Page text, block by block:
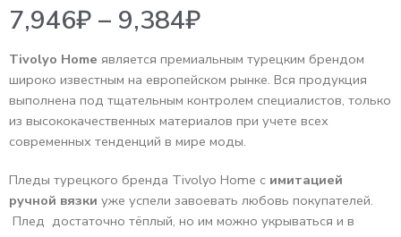
Tivolyo Home является премиальным турецким брендом
широко известным на европейском рынке. Вся продукция
выполнена под тщательным контролем специалистов, только
из высококачественных материалов при учете всех
современных тенденций в мире моды.
Пледы турецкого бренда Tivolyo Home c имитацией
ручной вязки уже успели завоевать любовь покупателей.
Плед достаточно тёплый, но им можно укрываться и в